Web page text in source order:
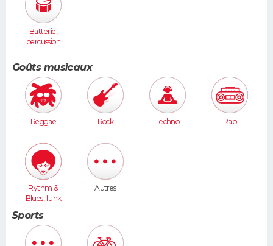
Batterie,
percussion
Goûts musicaux
Reggae Rock Techno Rap
Rythm &
Blues, funk
Autres
Sports